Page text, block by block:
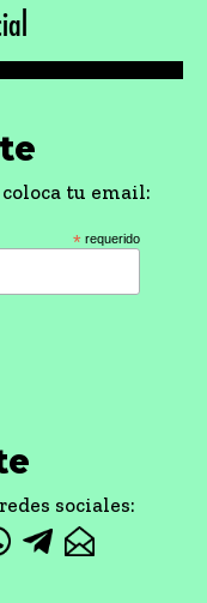
tu email:
* requerido
sociales: